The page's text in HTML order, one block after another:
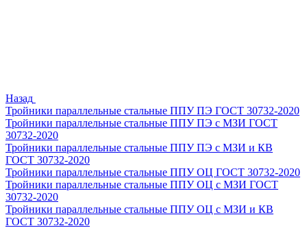
Назад
Тройники параллельные стальные ППУ ПЭ ГОСТ 30732-2020
Тройники параллельные стальные ППУ ПЭ с МЗИ ГОСТ
30732-2020
Тройники параллельные стальные ППУ ПЭ с МЗИ и КВ
ГОСТ 30732-2020
Тройники параллельные стальные ППУ ОЦ ГОСТ 30732-2020
Тройники параллельные стальные ППУ ОЦ с МЗИ ГОСТ
30732-2020
Тройники параллельные стальные ППУ ОЦ с МЗИ и КВ
ГОСТ 30732-2020